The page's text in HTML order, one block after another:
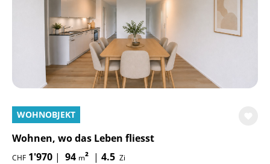
WOHNOBJEKT
Wohnen, wo das Leben fliesst
CHF 1'970 | 94 m² | 4.5 Zi